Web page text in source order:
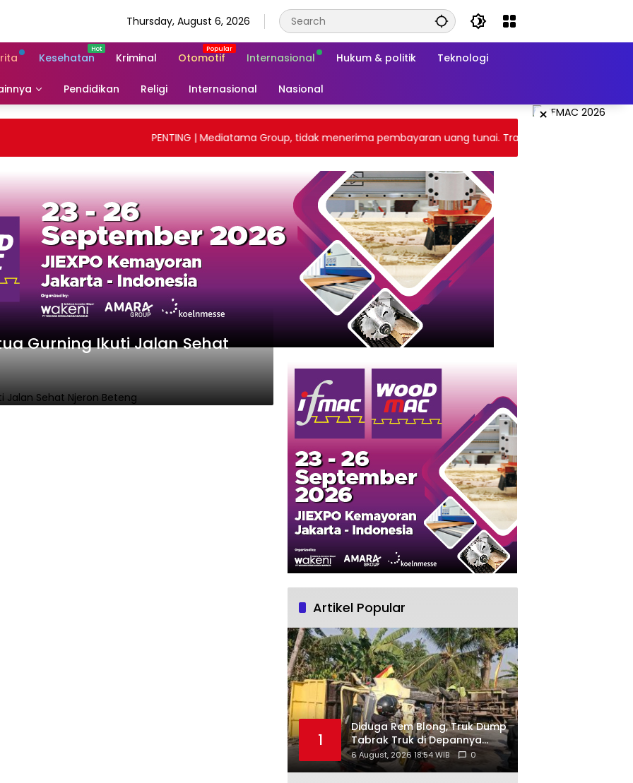
Thursday, August 6, 2026
Kesehatan Kriminal Otomotif Internasional Hukum & politik Teknologi
Pendidikan Religi Internasional Nasional
×
PENTING | Mediatama Group, tidak menerima pembayaran uang tunai. Transaksi melalui gateway
Gurning Ikuti Jalan Sehat
Artikel Popular
1
Diduga Rem Blong, Truk Dump
Tabrak Truk di Depannya
hingga Keduanya Terguling di
Patuk
6 August, 2026 18:54 WIB 0